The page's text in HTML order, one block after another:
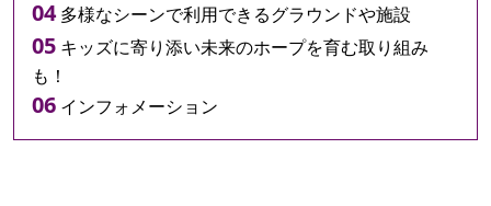
多様なシーンで利用できるグラウンドや施設
キッズに寄り添い未来のホープを育む取り組み
も！
インフォメーション